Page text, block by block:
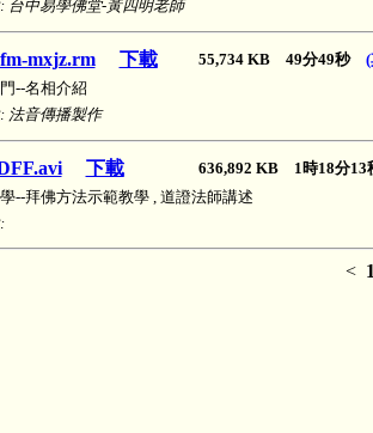
台中易學佛堂-黃四明老師
mxjz.rm 下載 55,734 KB 49分49秒
--名相介紹
法音傳播製作
下載
636,892 KB 1時18分
--拜佛方法示範教學 , 道證法師講述
<